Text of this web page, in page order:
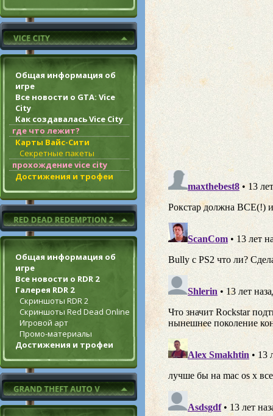
Общая информация об
игре
Все новости о GTA: Vice
City
Как создавалась Vice City
где что лежит?
Карты Вайс-Сити
Секретные пакеты
прохождение vice city
Достижения и трофеи
Общая информация об
игре
Все новости о RDR 2
Галерея RDR 2
Скриншоты RDR 2
Скриншоты Red Dead Online
Игровой арт
Промо-материалы
Достижения и трофеи